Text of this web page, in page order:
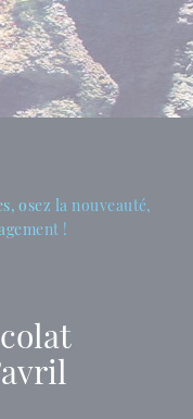
osez la nouveauté,
!